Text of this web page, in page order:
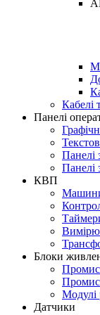
Кабелі
Панелі
Панелі
Панелі
КВП
Блоки
Модулі
Датчики